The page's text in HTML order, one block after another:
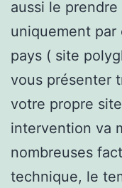
aussi le
uniquement par
pays ( site
vous présenter
votre propre
intervention va
nombreuses
technique, le